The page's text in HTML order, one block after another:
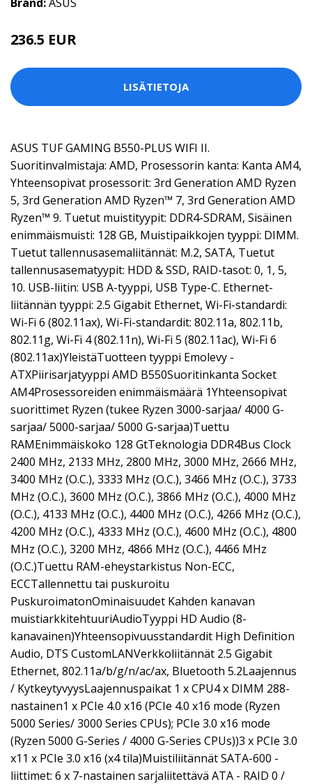
236.5 EUR
LISÄTIETOJA
ASUS TUF GAMING B550-PLUS WIFI II.
Suoritinvalmistaja: AMD, Prosessorin kanta: Kanta AM4,
Yhteensopivat prosessorit: 3rd Generation AMD Ryzen
5, 3rd Generation AMD Ryzen™ 7, 3rd Generation AMD
Ryzen™ 9. Tuetut muistityypit: DDR4-SDRAM, Sisäinen
enimmäismuisti: 128 GB, Muistipaikkojen tyyppi: DIMM.
Tuetut tallennusasemaliitännät: M.2, SATA, Tuetut
tallennusasematyypit: HDD & SSD, RAID-tasot: 0, 1, 5,
10. USB-liitin: USB A-tyyppi, USB Type-C. Ethernet-
liitännän tyyppi: 2.5 Gigabit Ethernet, Wi-Fi-standardi:
Wi-Fi 6 (802.11ax), Wi-Fi-standardit: 802.11a, 802.11b,
802.11g, Wi-Fi 4 (802.11n), Wi-Fi 5 (802.11ac), Wi-Fi 6
(802.11ax)YleistäTuotteen tyyppi Emolevy -
ATXPiirisarjatyyppi AMD B550Suoritinkanta Socket
AM4Prosessoreiden enimmäismäärä 1Yhteensopivat
suorittimet Ryzen (tukee Ryzen 3000-sarjaa/ 4000 G-
sarjaa/ 5000-sarjaa/ 5000 G-sarjaa)Tuettu
RAMEnimmäiskoko 128 GtTeknologia DDR4Bus Clock
2400 MHz, 2133 MHz, 2800 MHz, 3000 MHz, 2666 MHz,
3400 MHz (O.C.), 3333 MHz (O.C.), 3466 MHz (O.C.), 3733
MHz (O.C.), 3600 MHz (O.C.), 3866 MHz (O.C.), 4000 MHz
(O.C.), 4133 MHz (O.C.), 4400 MHz (O.C.), 4266 MHz (O.C.),
4200 MHz (O.C.), 4333 MHz (O.C.), 4600 MHz (O.C.), 4800
MHz (O.C.), 3200 MHz, 4866 MHz (O.C.), 4466 MHz
(O.C.)Tuettu RAM-eheystarkistus Non-ECC,
ECCTallennettu tai puskuroitu
PuskuroimatonOminaisuudet Kahden kanavan
muistiarkkitehtuuriAudioTyyppi HD Audio (8-
kanavainen)Yhteensopivuusstandardit High Definition
Audio, DTS CustomLANVerkkoliitännät 2.5 Gigabit
Ethernet, 802.11a/b/g/n/ac/ax, Bluetooth 5.2Laajennus
/ KytkeytyvyysLaajennuspaikat 1 x CPU4 x DIMM 288-
nastainen1 x PCIe 4.0 x16 (PCIe 4.0 x16 mode (Ryzen
5000 Series/ 3000 Series CPUs); PCIe 3.0 x16 mode
(Ryzen 5000 G-Series / 4000 G-Series CPUs))3 x PCIe 3.0
x11 x PCIe 3.0 x16 (x4 tila)Muistiliitännät SATA-600 -
liittimet: 6 x 7-nastainen sarjaliitettävä ATA - RAID 0 /